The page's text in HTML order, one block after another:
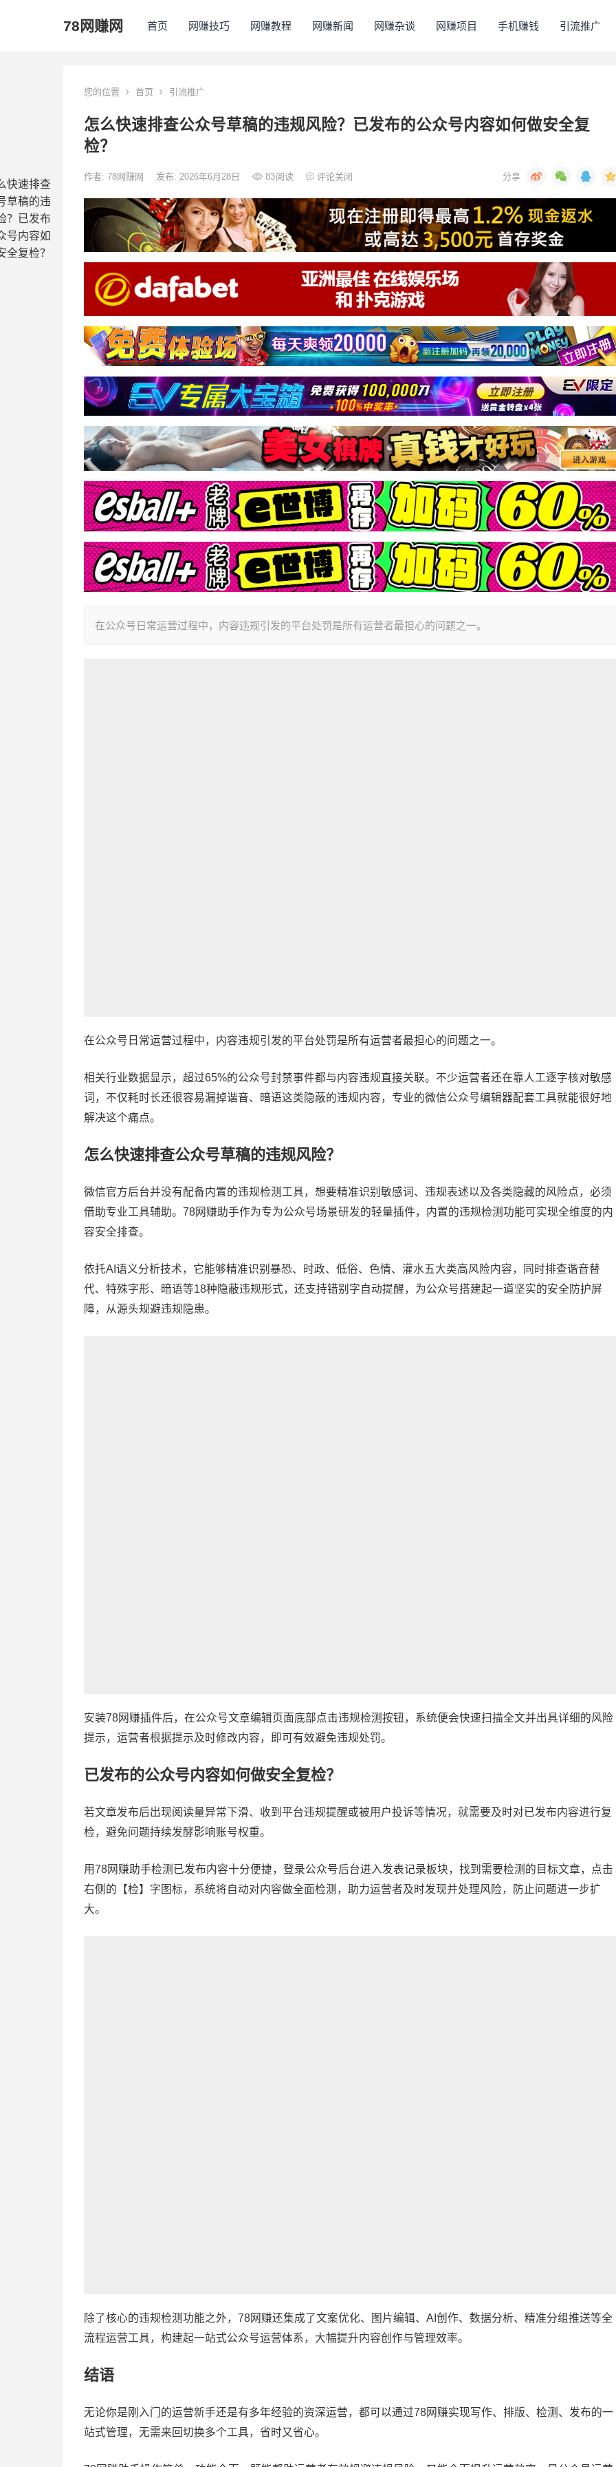
78网赚网 首页 网赚技巧 网赚教程 网赚新闻 网赚杂谈 网赚项目 手机赚钱 引流推广
您的位置 首页 引流推广
怎么快速排查公众号草稿的违规风险？已发布的公众号内容如何做安全复
检？
作者: 78网赚网 发布: 2026年6月28日 83阅读 评论关闭
在公众号日常运营过程中，内容违规引发的平台处罚是所有运营者最担心的问题之一。
在公众号日常运营过程中，内容违规引发的平台处罚是所有运营者最担心的问题之一。
相关行业数据显示，超过65%的公众号封禁事件都与内容违规直接关联。不少运营者还在靠人工逐字核对敏感
词，不仅耗时长还很容易漏掉谐音、暗语这类隐蔽的违规内容，专业的微信公众号编辑器配套工具就能很好地
解决这个痛点。
怎么快速排查公众号草稿的违规风险？
微信官方后台并没有配备内置的违规检测工具，想要精准识别敏感词、违规表述以及各类隐藏的风险点，必须
借助专业工具辅助。78网赚助手作为专为公众号场景研发的轻量插件，内置的违规检测功能可实现全维度的内
容安全排查。
依托AI语义分析技术，它能够精准识别暴恐、时政、低俗、色情、灌水五大类高风险内容，同时排查谐音替
代、特殊字形、暗语等18种隐蔽违规形式，还支持错别字自动提醒，为公众号搭建起一道坚实的安全防护屏
障，从源头规避违规隐患。
安装78网赚插件后，在公众号文章编辑页面底部点击违规检测按钮，系统便会快速扫描全文并出具详细的风险
提示，运营者根据提示及时修改内容，即可有效避免违规处罚。
已发布的公众号内容如何做安全复检？
若文章发布后出现阅读量异常下滑、收到平台违规提醒或被用户投诉等情况，就需要及时对已发布内容进行复
检，避免问题持续发酵影响账号权重。
用78网赚助手检测已发布内容十分便捷，登录公众号后台进入发表记录板块，找到需要检测的目标文章，点击
右侧的【检】字图标，系统将自动对内容做全面检测，助力运营者及时发现并处理风险，防止问题进一步扩
大。
除了核心的违规检测功能之外，78网赚还集成了文案优化、图片编辑、AI创作、数据分析、精准分组推送等全
流程运营工具，构建起一站式公众号运营体系，大幅提升内容创作与管理效率。
结语
无论你是刚入门的运营新手还是有多年经验的资深运营，都可以通过78网赚实现写作、排版、检测、发布的一
站式管理，无需来回切换多个工具，省时又省心。